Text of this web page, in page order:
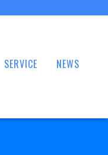
SERVICE NEWS